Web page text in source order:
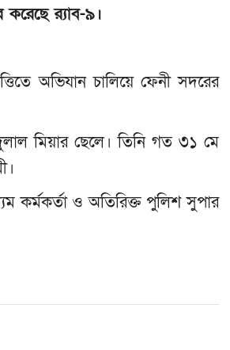
করেছে র‌্যাব-৯।
অভিযান চালিয়ে ফেনী সদরের
মিয়ার ছেলে। তিনি গত ৩১ মে
কর্মকর্তা ও অতিরিক্ত পুলিশ সুপার